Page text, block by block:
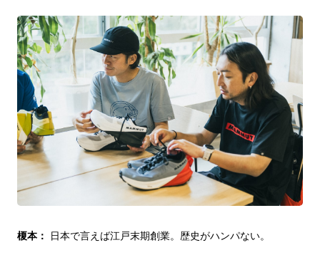
榎本： 日本で言えば江戸末期創業。歴史がハンパない。